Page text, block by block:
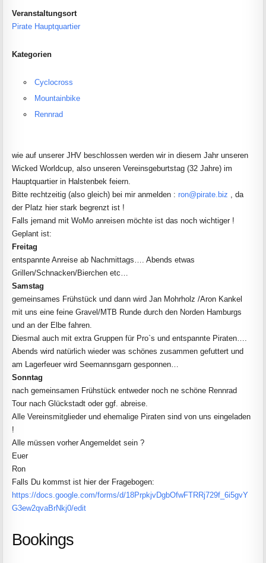
Veranstaltungsort
Pirate Hauptquartier
Kategorien
Cyclocross
Mountainbike
Rennrad
wie auf unserer JHV beschlossen werden wir in diesem Jahr unseren
Wicked Worldcup, also unseren Vereinsgeburtstag (32 Jahre) im
Hauptquartier in Halstenbek feiern.
Bitte rechtzeitig (also gleich) bei mir anmelden :ron@pirate.biz , da
der Platz hier stark begrenzt ist !
Falls jemand mit WoMo anreisen möchte ist das noch wichtiger !
Geplant ist:
Freitag
entspannte Anreise ab Nachmittags…. Abends etwas
Grillen/Schnacken/Bierchen etc…
Samstag
gemeinsames Frühstück und dann wird Jan Mohrholz /Aron Kankel
mit uns eine feine Gravel/MTB Runde durch den Norden Hamburgs
und an der Elbe fahren.
Diesmal auch mit extra Gruppen für Pro`s und entspannte Piraten….
Abends wird natürlich wieder was schönes zusammen gefuttert und
am Lagerfeuer wird Seemannsgarn gesponnen…
Sonntag
nach gemeinsamen Frühstück entweder noch ne schöne Rennrad
Tour nach Glückstadt oder ggf. abreise.
Alle Vereinsmitglieder und ehemalige Piraten sind von uns eingeladen
!
Alle müssen vorher Angemeldet sein ?
Euer
Ron
Falls Du kommst ist hier der Fragebogen:
https://docs.google.com/forms/d/18PrpkjvDgbOfwFTRRj729f_6i5gvY
G3ew2qvaBrNkj0/edit
Bookings